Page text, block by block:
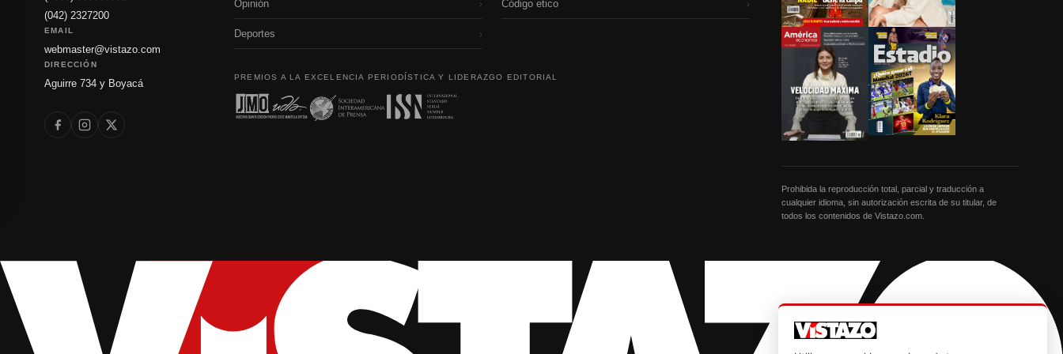
(042) 2327200
EMAIL
webmaster@vistazo.com
DIRECCIÓN
Aguirre 734 y Boyacá
Opinión ›
Deportes ›
Código etico ›
PREMIOS A LA EXCELENCIA PERIODÍSTICA Y LIDERAZGO EDITORIAL
Prohibida la reproducción total, parcial y traducción a
cualquier idioma, sin autorización escrita de su titular, de
todos los contenidos de Vistazo.com.